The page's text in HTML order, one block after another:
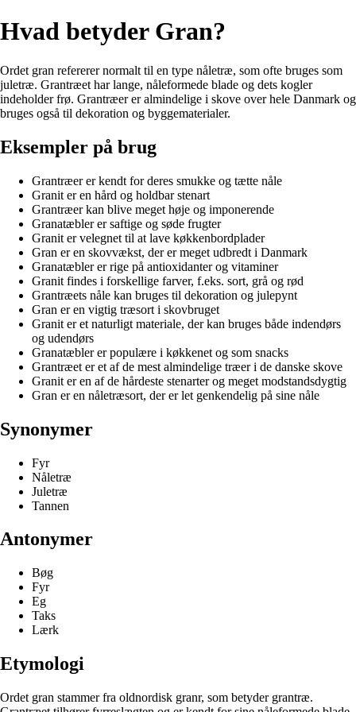
Hvad betyder Gran?
Ordet gran refererer normalt til en type nåletræ, som ofte bruges som
juletræ. Grantræet har lange, nåleformede blade og dets kogler
indeholder frø. Grantræer er almindelige i skove over hele Danmark og
bruges også til dekoration og byggematerialer.
Eksempler på brug
Grantræer er kendt for deres smukke og tætte nåle
Granit er en hård og holdbar stenart
Grantræer kan blive meget høje og imponerende
Granatæbler er saftige og søde frugter
Granit er velegnet til at lave køkkenbordplader
Gran er en skovvækst, der er meget udbredt i Danmark
Granatæbler er rige på antioxidanter og vitaminer
Granit findes i forskellige farver, f.eks. sort, grå og rød
Grantræets nåle kan bruges til dekoration og julepynt
Gran er en vigtig træsort i skovbruget
Granit er et naturligt materiale, der kan bruges både indendørs
og udendørs
Granatæbler er populære i køkkenet og som snacks
Grantræet er et af de mest almindelige træer i de danske skove
Granit er en af de hårdeste stenarter og meget modstandsdygtig
Gran er en nåletræsort, der er let genkendelig på sine nåle
Synonymer
Fyr
Nåletræ
Juletræ
Tannen
Antonymer
Bøg
Fyr
Eg
Taks
Lærk
Etymologi
Ordet gran stammer fra oldnordisk granr, som betyder grantræ.